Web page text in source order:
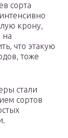
сорта
крону,
на
что этакую
тоже
стали
сортов